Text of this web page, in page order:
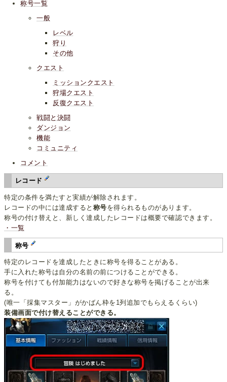
称号一覧
一般
レベル
狩り
その他
クエスト
ミッションクエスト
狩場クエスト
反復クエスト
戦闘と決闘
ダンジョン
機能
コミュニティ
コメント
レコード
特定の条件を満たすと実績が解除されます。
レコードの中には達成すると 称号を得られるものがあります。
称号の付け替えと、新しく達成したレコードは概要で確認できます。
・一覧
称号
特定のレコードを達成したときに称号を得ることがある。
手に入れた称号は自分の名前の前につけることができる。
称号を付けても付加能力はないので好きな称号を掲げることが出来
る。
(唯一「採集マスター」がかばん枠を1列追加でもらえるくらい)
装備画面で付け替えることができる。